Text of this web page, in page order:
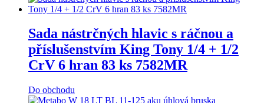
Sada nástrčných hlavic s ráčnou a
příslušenstvím King Tony 1/4 + 1/2
CrV 6 hran 83 ks 7582MR
Do obchodu